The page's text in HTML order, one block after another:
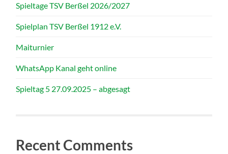
Spieltage TSV Berßel 2026/2027
Spielplan TSV Berßel 1912 e.V.
Maiturnier
WhatsApp Kanal geht online
Spieltag 5 27.09.2025 – abgesagt
Recent Comments